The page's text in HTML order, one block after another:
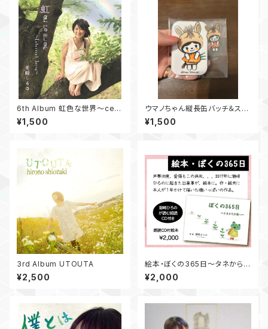
6th Album 虹色な世界〜cele
stial being〜
¥1,500
ウマノちゃん縦長缶バッチ＆ステ
ッカーセット
¥1,500
3rd Album UTOUTA
¥2,500
絵本・ぼくの365日〜タネからお
花へ〜
¥2,000